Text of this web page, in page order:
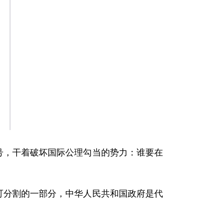
干着破坏国际公理勾当的势力：谁要在
割的一部分，中华人民共和国政府是代